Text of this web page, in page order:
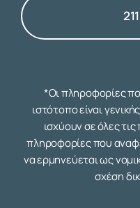
*Οι πληροφορίες
ιστότοπο είναι
ισχύουν σε όλες
πληροφορίες που
να ερμηνεύεται ως
σχέση